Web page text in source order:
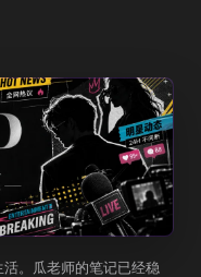
。瓜老师的笔记已经稳